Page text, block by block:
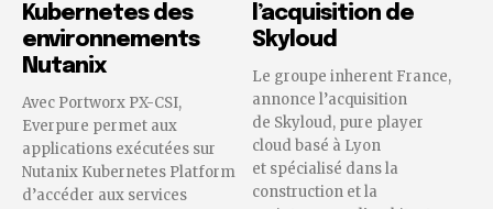
Kubernetes des
environnements
Nutanix
Avec Portworx PX-CSI,
Everpure permet aux
applications exécutées sur
Nutanix Kubernetes Platform
d’accéder aux services
l’acquisition de
Skyloud
Le groupe inherent France,
annonce l’acquisition
de Skyloud, pure player
cloud basé à Lyon
et spécialisé dans la
construction et la